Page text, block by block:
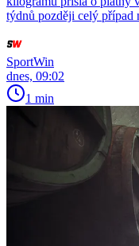
týdnů později celý případ
SportWin
dnes, 09:02
1 min